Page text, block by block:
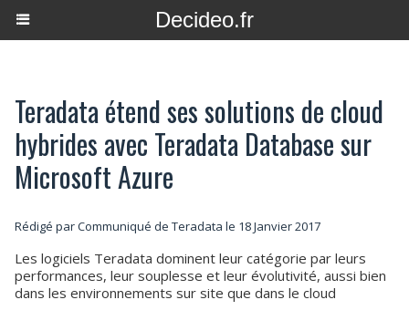
Decideo.fr
Teradata étend ses solutions de cloud
hybrides avec Teradata Database sur
Microsoft Azure
Rédigé par Communiqué de Teradata le 18 Janvier 2017
Les logiciels Teradata dominent leur catégorie par leurs
performances, leur souplesse et leur évolutivité, aussi bien
dans les environnements sur site que dans le cloud